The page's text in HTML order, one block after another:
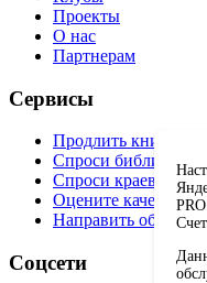
Проекты
О нас
Партнерам
Сервисы
Продлить книгу
Спроси
Спроси краеведа
Оцените качество
Направить
Соцсети